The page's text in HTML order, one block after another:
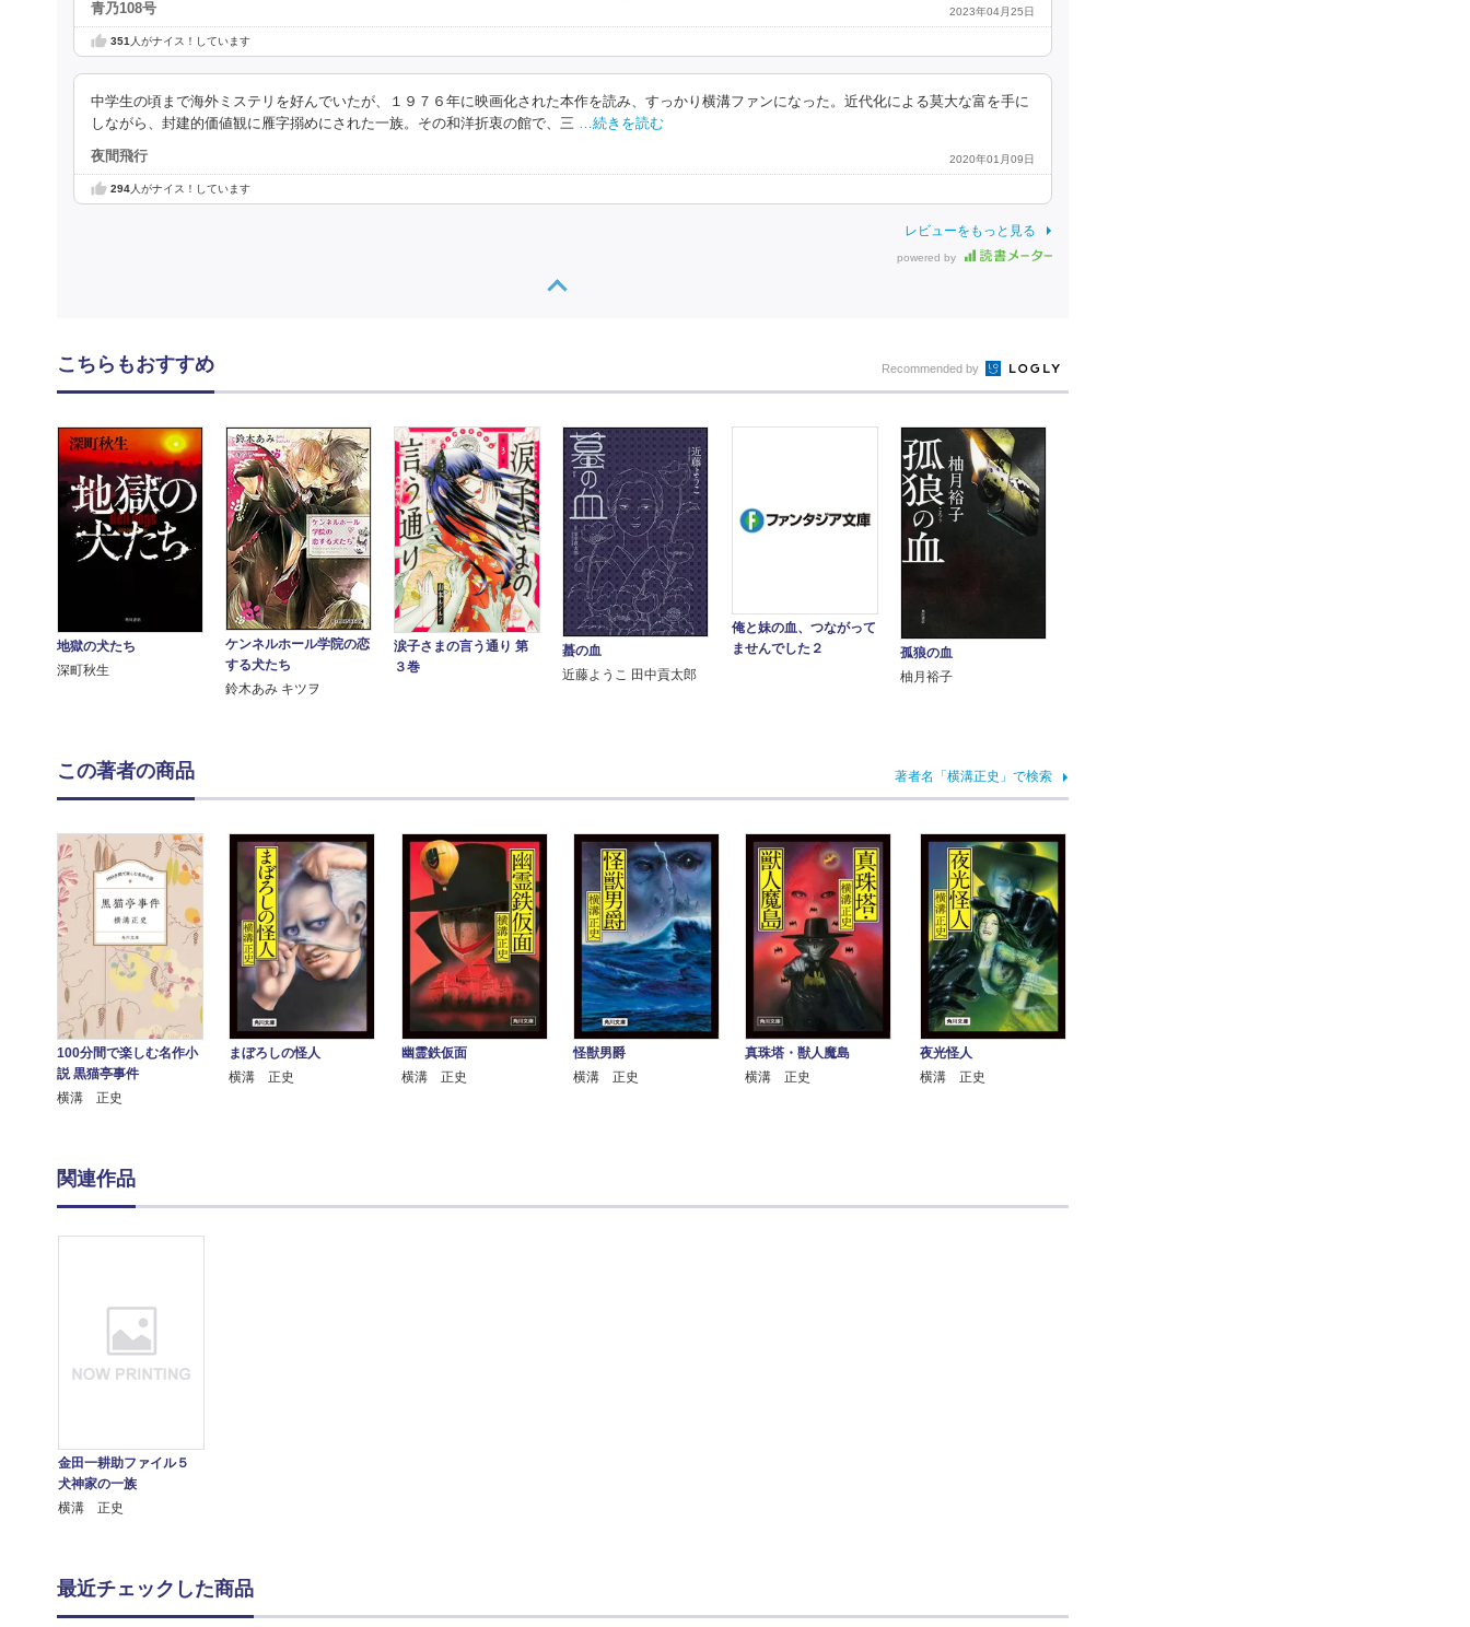
青乃108号 2023年04月25日
351 人がナイス！しています
中学生の頃まで海外ミステリを好んでいたが、１９７６年に映画化された本作を読み、すっかり横溝ファンになった。近代化による莫大な富を手に
しながら、封建的価値観に雁字搦めにされた一族。その和洋折衷の館で、三 …続きを読む
夜間飛行 2020年01月09日
294人がナイス！しています
レビューをもっと見る
powered by
こちらもおすすめ Recommended by
地獄の犬たち
深町秋生
ケンネルホール学院の恋
する犬たち
鈴木あみ キツヲ
涙子さまの言う通り 第
３巻
蟇の血
近藤ようこ 田中貢太郎
俺と妹の血、つながって
ませんでした２
孤狼の血
柚月裕子
この著者の商品 著者名「横溝正史」で検索
100分間で楽しむ名作小
説 黒猫亭事件
横溝 正史
まぼろしの怪人
横溝 正史
幽霊鉄仮面
横溝 正史
怪獣男爵
横溝 正史
真珠塔・獣人魔島
横溝 正史
夜光怪人
横溝 正史
関連作品
金田一耕助ファイル５
犬神家の一族
横溝 正史
最近チェックした商品